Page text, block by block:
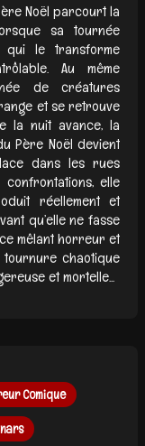
Noël parcourt la
sa tournée
qui le transforme
Au même
de créatures
et se retrouve
la nuit avance, la
Père Noël devient
dans les rues
elle
réellement et
qu’elle ne fasse
mêlant horreur et
tournure chaotique
et mortelle...
Comique